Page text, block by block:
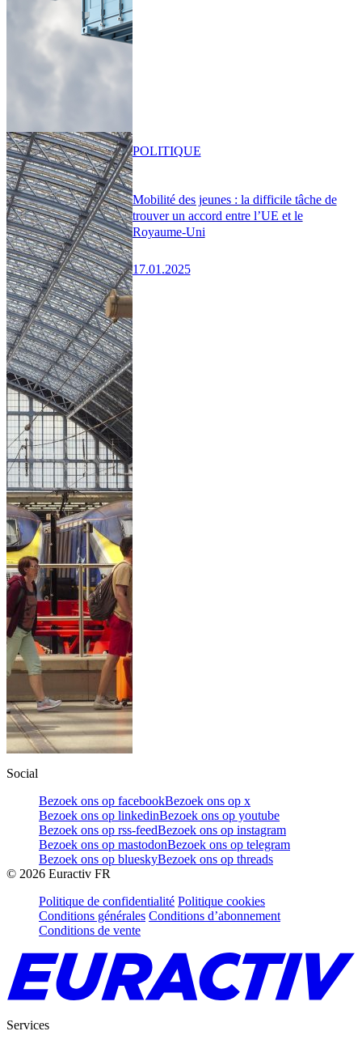
Mobilité des jeunes : la difficile tâche de
trouver un accord entre l’UE et le
Royaume-Uni
17.01.2025
POLITIQUE
Social
Bezoek ons op facebookBezoek ons op x
Bezoek ons op linkedinBezoek ons op youtube
Bezoek ons op rss-feedBezoek ons op instagram
Bezoek ons op mastodonBezoek ons op telegram
Bezoek ons op blueskyBezoek ons op threads
© 2026 Euractiv FR
Politique de confidentialité Politique cookies
Conditions générales Conditions d’abonnement
Conditions de vente
Services